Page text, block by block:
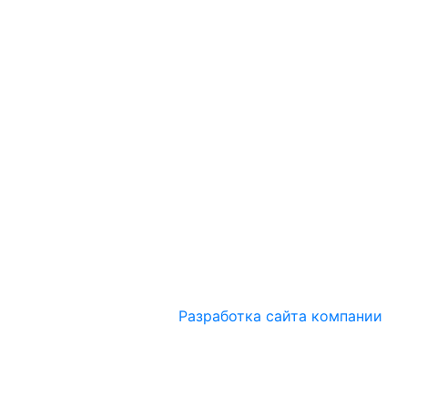
Разработка сайта компании